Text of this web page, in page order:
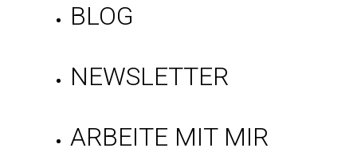
BLOG
NEWSLETTER
ARBEITE MIT MIR